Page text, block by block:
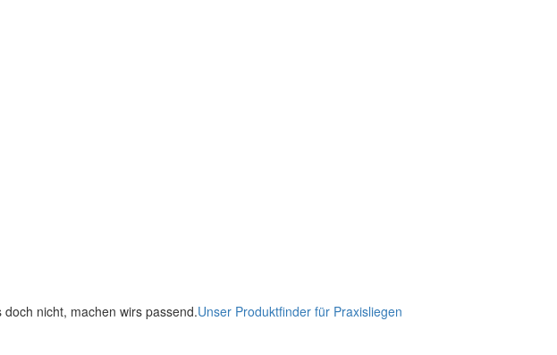
nicht, machen wirs passend.Unser Produktfinder für Praxisliegen